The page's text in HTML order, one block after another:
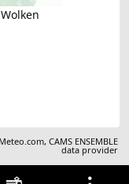
Wolken
,CAMS ENSEMBLE
data provider